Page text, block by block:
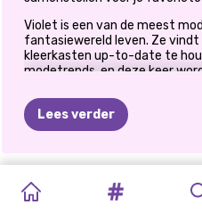
Violet is een van de meest
fantasiewereld leven. Ze vindt
kleerkasten up-to-date te
modetrends, en deze keer
van koperen, gele en oranje
omgeving waarin ze leeft
regenseizoen is de echte
verrassen met je stylingskills?
Ga dan aan de slag met dit
aankleedspel voor meisjes,
Lees verder
GOUDEN
VIOOLTJE
DE
HET
JAAR
PRINSESSEN
HERFSTSCHAKELAAR
SISTERS